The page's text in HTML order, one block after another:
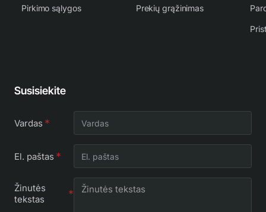
Pirkimo sąlygos Prekių grąžinimas
Susisiekite
Vardas
El. paštas
Žinutės
tekstas